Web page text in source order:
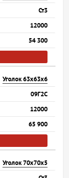
Ст3
12000
54 300
Уголок 63х63х6
09Г2С
12000
65 900
Уголок 70х70х5